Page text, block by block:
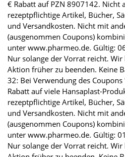
€ Rabatt auf PZN 8907142. Nicht
rezeptpflichtige Artikel, Bücher,
und Versandkosten. Nicht mit
(ausgenommen Coupons)
unter www.pharmeo.de. Gültig:
Nur solange der Vorrat reicht.
Aktion früher zu beenden. Keine
32: Bei Verwendung des
Rabatt auf viele Hansaplast-
rezeptpflichtige Artikel, Bücher,
und Versandkosten. Nicht mit
(ausgenommen Coupons)
unter www.pharmeo.de. Gültig:
Nur solange der Vorrat reicht.